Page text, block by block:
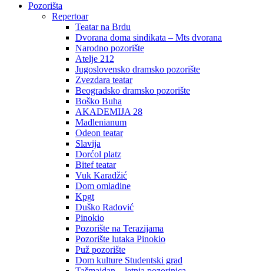
Pozorišta
Repertoar
Teatar na Brdu
Dvorana doma sindikata – Mts dvorana
Narodno pozorište
Atelje 212
Jugoslovensko dramsko pozorište
Zvezdara teatar
Beogradsko dramsko pozorište
Boško Buha
AKADEMIJA 28
Madlenianum
Odeon teatar
Slavija
Dorćol platz
Bitef teatar
Vuk Karadžić
Dom omladine
Kpgt
Duško Radović
Pinokio
Pozorište na Terazijama
Pozorište lutaka Pinokio
Puž pozorište
Dom kulture Studentski grad